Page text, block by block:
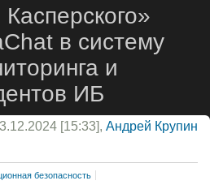
в систему
и
ИБ
[15:33], Андрей Крупин
безопасность